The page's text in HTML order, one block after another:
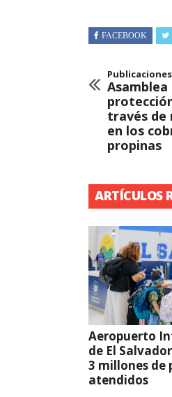
FACEBOOK
Asamblea
través de
en los
propinas
ARTÍCULOS
Aeropuerto
de El
3 millones de
atendidos